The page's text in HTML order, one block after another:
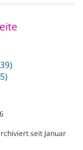
seit Januar